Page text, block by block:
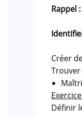
Rappel
Créer
Définir